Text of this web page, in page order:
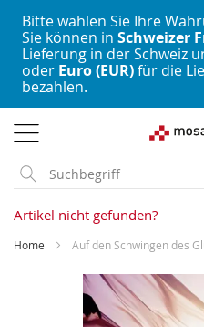
Bitte wählen Sie Ihre
Sie können in Schweizer
Lieferung in der Schweiz
oder Euro (EUR)für die
bezahlen.
zum
Inhalt
Artikel nicht gefunden?
Home Auf den Schwingen des